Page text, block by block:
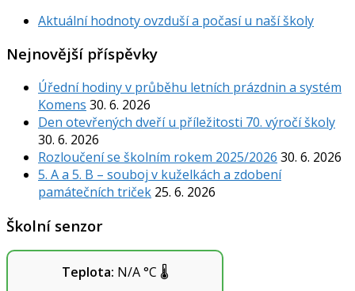
Aktuální hodnoty ovzduší a počasí u naší školy
Nejnovější příspěvky
Úřední hodiny v průběhu letních prázdnin a systém
Komens 30. 6. 2026
Den otevřených dveří u příležitosti 70. výročí školy
30. 6. 2026
Rozloučení se školním rokem 2025/2026 30. 6. 2026
5. A a 5. B – souboj v kuželkách a zdobení
památečních triček 25. 6. 2026
Školní senzor
Teplota: N/A°C 🌡️